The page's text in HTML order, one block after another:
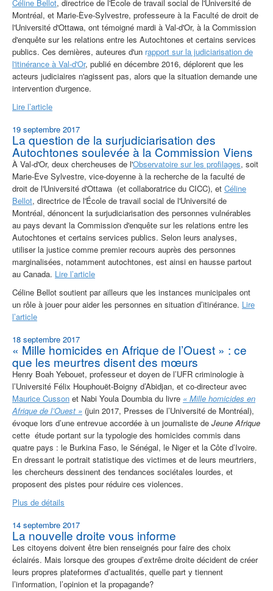
Céline Bellot, directrice de l'École de travail social de l'Université de
Montréal, et Marie-Ève-Sylvestre, professeure à la Faculté de droit de
l'Université d'Ottawa, ont témoigné mardi à Val-d'Or, à la Commission
d'enquête sur les relations entre les Autochtones et certains services
publics. Ces dernières, auteures d'un rapport sur la judiciarisation de
l'itinérance à Val-d'Or, publié en décembre 2016, déplorent que les
acteurs judiciaires n'agissent pas, alors que la situation demande une
intervention d'urgence.
Lire l’article
19 septembre 2017
La question de la surjudiciarisation des
Autochtones soulevée à la Commission Viens
À Val-d'Or, deux chercheuses de l'Observatoire sur les profilages, soit
Marie-Ève Sylvestre, vice-doyenne à la recherche de la faculté de
droit de l'Université d'Ottawa (et collaboratrice du CICC), et Céline
Bellot, directrice de l'École de travail social de l'Université de
Montréal, dénoncent la surjudiciarisation des personnes vulnérables
au pays devant la Commission d'enquête sur les relations entre les
Autochtones et certains services publics. Selon leurs analyses,
utiliser la justice comme premier recours auprès des personnes
marginalisées, notamment autochtones, est ainsi en hausse partout
au Canada. Lire l’article
Céline Bellot soutient par ailleurs que les instances municipales ont
un rôle à jouer pour aider les personnes en situation d’itinérance. Lire
l’article
18 septembre 2017
« Mille homicides en Afrique de l’Ouest » : ce
que les meurtres disent des mœurs
Henry Boah Yebouet, professeur et doyen de l’UFR criminologie à
l’Université Félix Houphouët-Boigny d’Abidjan, et co-directeur avec
Maurice Cusson et Nabi Youla Doumbia du livre « Mille homicides en
Afrique de l’Ouest » (juin 2017, Presses de l’Université de Montréal),
évoque lors d’une entrevue accordée à un journaliste de Jeune Afrique
cette étude portant sur la typologie des homicides commis dans
quatre pays : le Burkina Faso, le Sénégal, le Niger et la Côte d’Ivoire.
En dressant le portrait statistique des victimes et de leurs meurtriers,
les chercheurs dessinent des tendances sociétales lourdes, et
proposent des pistes pour réduire ces violences.
Plus de détails
14 septembre 2017
La nouvelle droite vous informe
Les citoyens doivent être bien renseignés pour faire des choix
éclairés. Mais lorsque des groupes d’extrême droite décident de créer
leurs propres plateformes d’actualités, quelle part y tiennent
l’information, l’opinion et la propagande?